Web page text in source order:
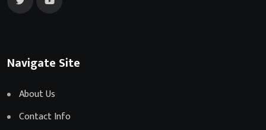
Navigate Site
About Us
Contact Info